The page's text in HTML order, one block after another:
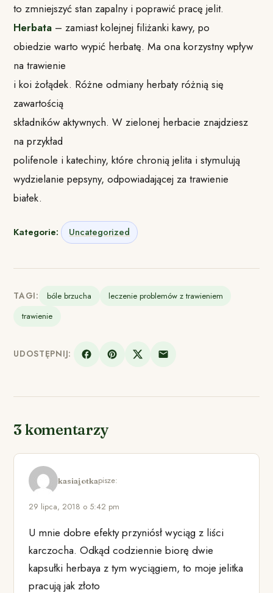
to zmniejszyć stan zapalny i poprawić pracę jelit.
Herbata – zamiast kolejnej filiżanki kawy, po
obiedzie warto wypić herbatę. Ma ona korzystny wpływ
na trawienie
i koi żołądek. Różne odmiany herbaty różnią się
zawartością
składników aktywnych. W zielonej herbacie znajdziesz
na przykład
polifenole i katechiny, które chronią jelita i stymulują
wydzielanie pepsyny, odpowiadającej za trawienie
białek.
Kategorie: Uncategorized
TAGI: bóle brzucha
leczenie problemów z trawieniem
trawienie
UDOSTĘPNIJ:
3 komentarzy
kasiajotkapisze:
29 lipca, 2018 o 5:42 pm
U mnie dobre efekty przyniósł wyciąg z liści
karczocha. Odkąd codziennie biorę dwie
kapsułki herbaya z tym wyciągiem, to moje jelitka
pracują jak złoto